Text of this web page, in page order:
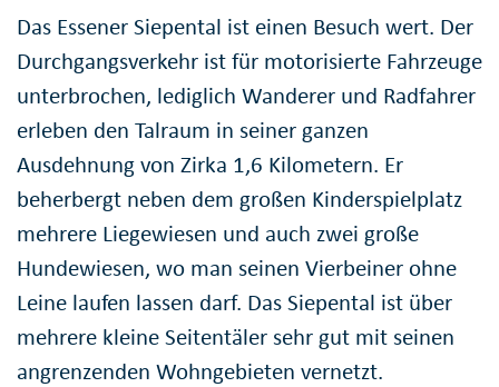
Das Essener Siepental ist einen Besuch wert. Der
Durchgangsverkehr ist für motorisierte Fahrzeuge
unterbrochen, lediglich Wanderer und Radfahrer
erleben den Talraum in seiner ganzen
Ausdehnung von Zirka 1,6 Kilometern. Er
beherbergt neben dem großen Kinderspielplatz
mehrere Liegewiesen und auch zwei große
Hundewiesen, wo man seinen Vierbeiner ohne
Leine laufen lassen darf. Das Siepental ist über
mehrere kleine Seitentäler sehr gut mit seinen
angrenzenden Wohngebieten vernetzt.